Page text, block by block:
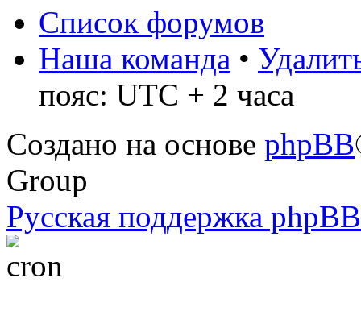
Список форумов
Наша команда •
пояс: UTC + 2 часа
Создано на основе phpBB
Group
Русская поддержка phpBB